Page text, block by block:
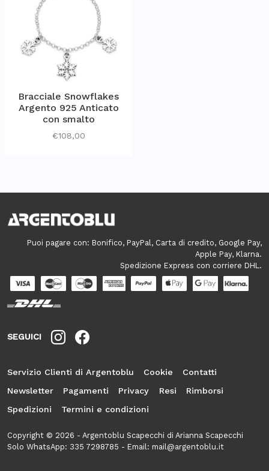
Bracciale Snowflakes
Argento 925 Anticato
con smalto
€108,00
Puoi pagare con: Bonifico, PayPal, Carta di credito, Google Pay,
Apple Pay, Klarna.
Spedizione Express con corriere DHL.
SEGUICI
Servizio Clienti di Argentoblu Cookie
Contatti
Newsletter
Pagamenti Privacy Resi
Rimborsi
Spedizioni
Termini e condizioni
Copyright © 2026 - Argentoblu Scapecchi di Arianna Scapecchi
Solo WhatsApp: 335 7298785 - Email: mail@argentoblu.it